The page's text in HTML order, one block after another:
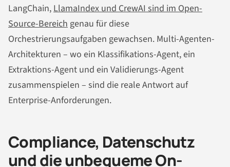
LangChain, LlamaIndex und CrewAI sind im Open-
Source-Bereich genau für diese
Orchestrierungsaufgaben gewachsen. Multi-Agenten-
Architekturen – wo ein Klassifikations-Agent, ein
Extraktions-Agent und ein Validierungs-Agent
zusammenspielen – sind die reale Antwort auf
Enterprise-Anforderungen.
Compliance, Datenschutz
und die unbequeme On-